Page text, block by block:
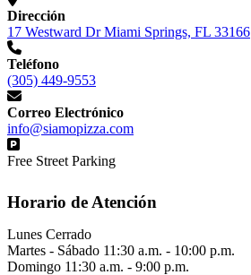
Dirección
17 Westward Dr Miami Springs, FL 33166
Teléfono
(305) 449-9553
Correo Electrónico
info@siamopizza.com
Free Street Parking
Horario de Atención
Lunes Cerrado
Martes - Sábado 11:30 a.m. - 10:00 p.m.
Domingo 11:30 a.m. - 9:00 p.m.